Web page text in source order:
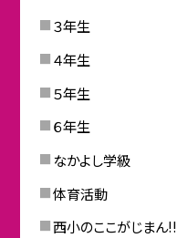
３年生
４年生
５年生
６年生
なかよし学級
体育活動
西小のここがじまん!!